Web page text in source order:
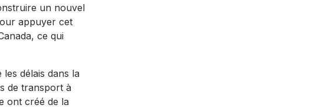
un nouvel
appuyer cet
ce qui
délais dans la
de transport à
ont créé de la